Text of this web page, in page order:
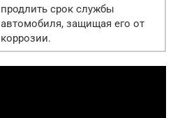
продлить срок службы
автомобиля, защищая его от
коррозии.